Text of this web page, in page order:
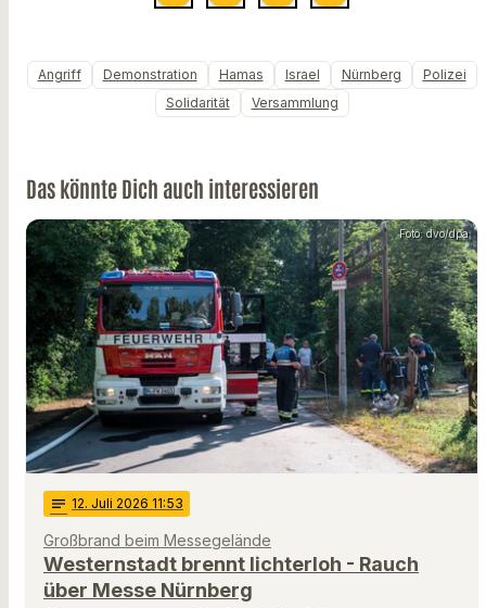
Angriff Demonstration Hamas Israel Nürnberg
Polizei
Solidarität
Versammlung
Das könnte Dich auch interessieren
Foto: dvo/dpa
notes 12. Juli 2026 11:53
Großbrand beim Messegelände
Westernstadt brennt lichterloh - Rauch
über Messe Nürnberg